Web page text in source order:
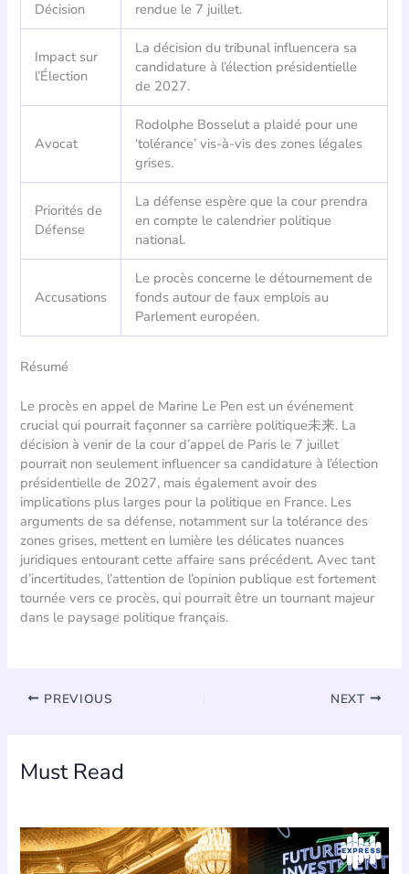
Décision
rendue le 7 juillet.
Impact sur
l’Élection
La décision du tribunal influencera sa
candidature à l’élection présidentielle
de 2027.
Avocat
Rodolphe Bosselut a plaidé pour une
‘tolérance’ vis-à-vis des zones légales
grises.
Priorités de
Défense
La défense espère que la cour prendra
en compte le calendrier politique
national.
Accusations
Le procès concerne le détournement de
fonds autour de faux emplois au
Parlement européen.
Résumé
Le procès en appel de Marine Le Pen est un événement
crucial qui pourrait façonner sa carrière politique未来. La
décision à venir de la cour d’appel de Paris le 7 juillet
pourrait non seulement influencer sa candidature à l’élection
présidentielle de 2027, mais également avoir des
implications plus larges pour la politique en France. Les
arguments de sa défense, notamment sur la tolérance des
zones grises, mettent en lumière les délicates nuances
juridiques entourant cette affaire sans précédent. Avec tant
d’incertitudes, l’attention de l’opinion publique est fortement
tournée vers ce procès, qui pourrait être un tournant majeur
dans le paysage politique français.
PREVIOUS NEXT
Must Read